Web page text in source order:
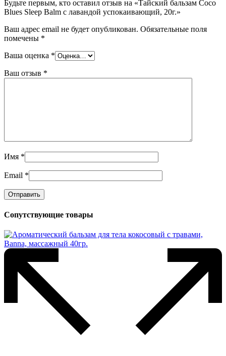
Будьте первым, кто оставил отзыв на «Тайский бальзам Coco
Blues Sleep Balm с лавандой успокаивающий, 20г.»
Ваш адрес email не будет опубликован. Обязательные поля
помечены *
Ваша оценка *
Ваш отзыв *
Имя *
Email *
Сопутствующие товары